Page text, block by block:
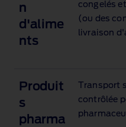
n
d'alime
nts
congelés
(ou des
livraison
Produit
s
pharma
Transport
contrôlée